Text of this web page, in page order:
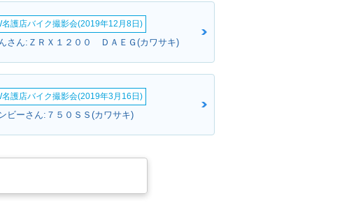
名護店バイク撮影会(2019年12月8日)
さん:ＺＲＸ１２００ ＤＡＥＧ(カワサキ)
名護店バイク撮影会(2019年3月16日)
ビーさん:７５０ＳＳ(カワサキ)